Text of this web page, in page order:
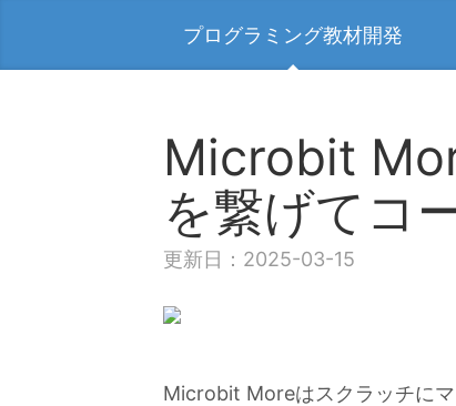
プログラミング教材開発
Microbit
を繋げてコ
更新日：2025-03-15
Microbit Moreはスクラッチに